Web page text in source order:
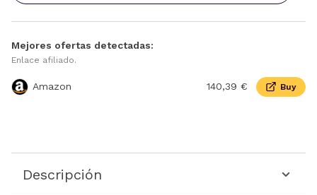
Mejores ofertas detectadas:
Enlace afiliado.
Amazon 140,39 € Buy
Descripción